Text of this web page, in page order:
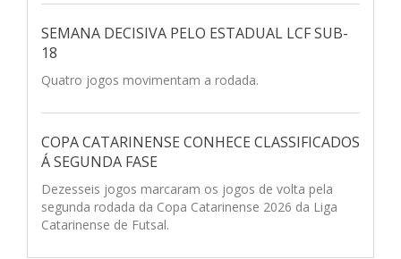
SEMANA DECISIVA PELO ESTADUAL LCF SUB-
18
Quatro jogos movimentam a rodada.
COPA CATARINENSE CONHECE CLASSIFICADOS
Á SEGUNDA FASE
Dezesseis jogos marcaram os jogos de volta pela
segunda rodada da Copa Catarinense 2026 da Liga
Catarinense de Futsal.